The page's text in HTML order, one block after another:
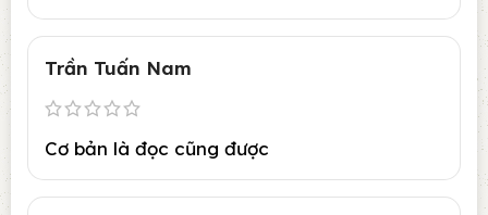
Trần Tuấn Nam
Cơ bản là đọc cũng được